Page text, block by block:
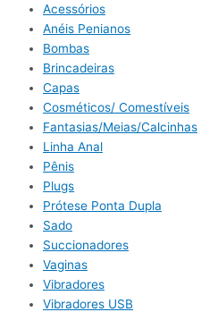
Acessórios
Anéis Penianos
Bombas
Brincadeiras
Capas
Cosméticos/ Comestíveis
Fantasias/Meias/Calcinhas
Linha Anal
Pênis
Plugs
Prótese Ponta Dupla
Sado
Succionadores
Vaginas
Vibradores
Vibradores USB